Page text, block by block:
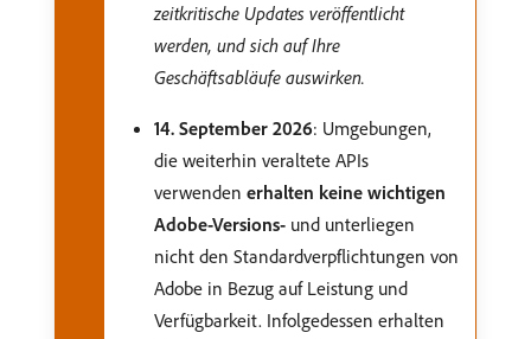
zeitkritische Updates veröffentlicht
werden, und sich auf Ihre
Geschäftsabläufe auswirken.
14. September 2026: Umgebungen,
die weiterhin veraltete APIs
verwenden erhalten keine wichtigen
Adobe-Versions- und unterliegen
nicht den Standardverpflichtungen von
Adobe in Bezug auf Leistung und
Verfügbarkeit. Infolgedessen erhalten